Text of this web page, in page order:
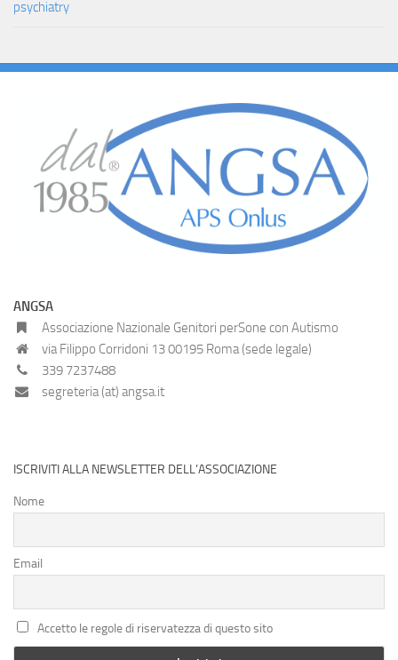
psychiatry
ANGSA
Associazione Nazionale Genitori perSone con Autismo
via Filippo Corridoni 13 00195 Roma (sede legale)
339 7237488
segreteria (at) angsa.it
ISCRIVITI ALLA NEWSLETTER DELL’ASSOCIAZIONE
Nome
Email
Accetto le regole di riservatezza di questo sito